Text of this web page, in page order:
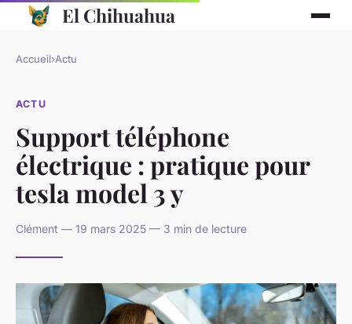
El Chihuahua
Accueil›Actu
ACTU
Support téléphone
électrique : pratique pour
tesla model 3 y
Clément — 19 mars 2025 — 3 min de lecture